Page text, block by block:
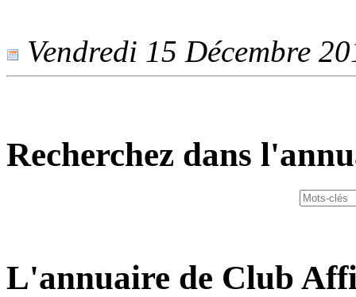
Vendredi 15 Décembre
Recherchez dans
L'annuaire de Club